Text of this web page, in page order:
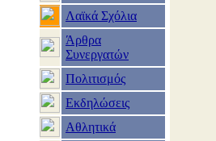
Λαϊκά Σχόλια
Άρθρα
Συνεργατών
Πολιτισμός
Εκδηλώσεις
Αθλητικά